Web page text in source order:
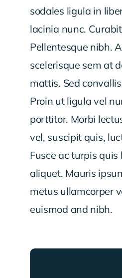
sodales ligula in
lacinia nunc.
Pellentesque nibh.
scelerisque sem at
mattis. Sed
Proin ut ligula vel
porttitor. Morbi
vel, suscipit quis,
Fusce ac turpis
aliquet. Mauris
metus ullamcorper
euismod and nibh.